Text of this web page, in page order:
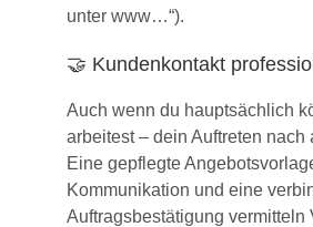
unter www…“).
🤝 Kundenkontakt
Auch wenn du hauptsächlich
arbeitest – dein Auftreten nach
Eine gepflegte
Kommunikation und eine
Auftragsbestätigung vermitteln